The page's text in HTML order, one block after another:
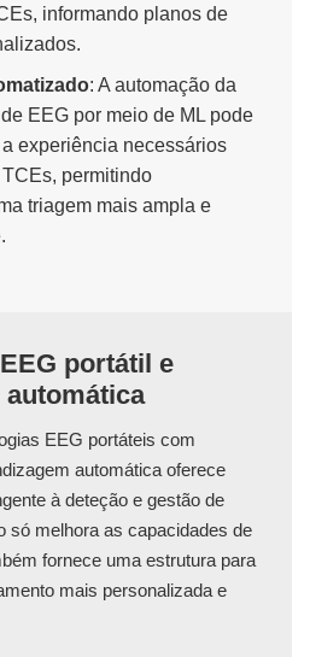
informando planos de
: A automação da
EEG por meio de ML pode
experiência necessários
permitindo
triagem mais ampla e
portátil e
automática
EEG portáteis com
automática oferece
à deteção e gestão de
só melhora as capacidades de
fornece uma estrutura para
mais personalizada e